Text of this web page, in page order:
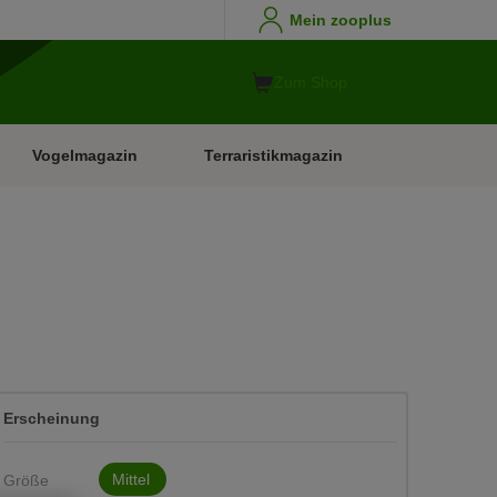
Mein zooplus
Vogelmagazin Terraristikmagazin
Erscheinung
Größe Mittel